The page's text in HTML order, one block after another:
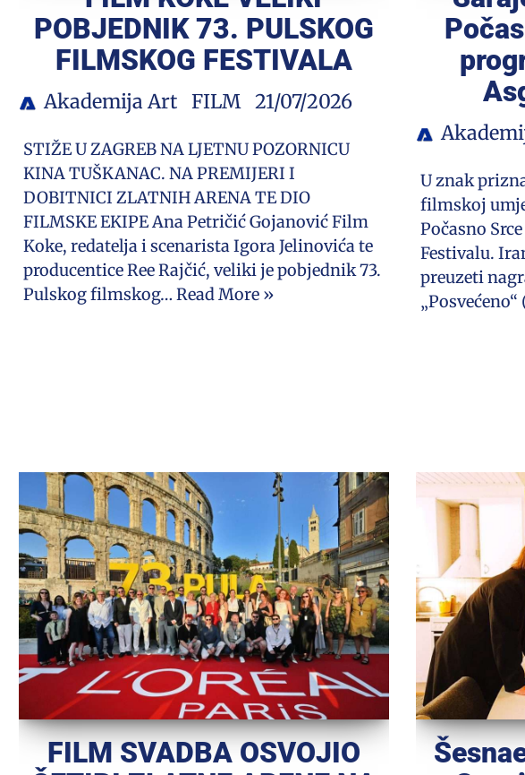
POBJEDNIK 73. PULSKOG
FILMSKOG FESTIVALA
Akademija Art FILM 21/07/2026
STIŽE U ZAGREB NA LJETNU POZORNICU
KINA TUŠKANAC. NA PREMIJERI I
DOBITNICI ZLATNIH ARENA TE DIO
FILMSKE EKIPE Ana Petričić Gojanović Film
Koke, redatelja i scenarista Igora Jelinovića te
producentice Ree Rajčić, veliki je pobjednik 73.
Pulskog filmskog… Read More »
U znak
filmskoj
Počasno
Festivalu.
preuzeti
FILM SVADBA OSVOJIO